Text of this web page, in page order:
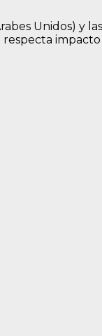
Unidos) y